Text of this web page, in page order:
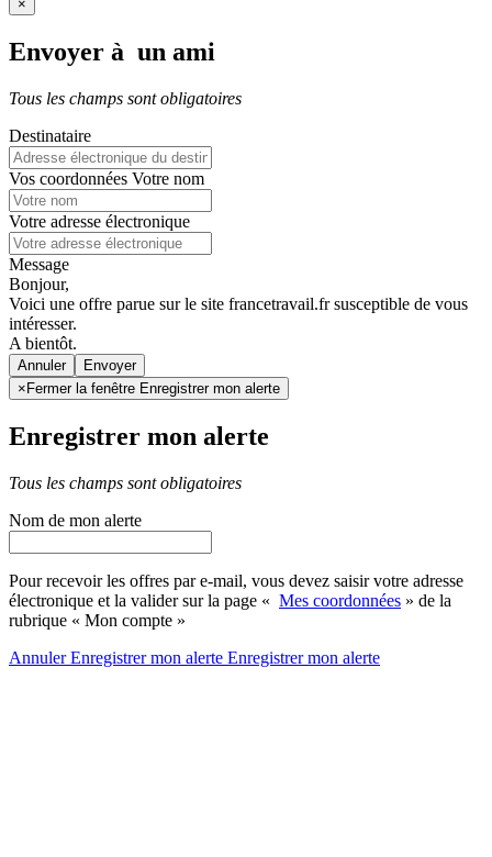
×
Envoyer à un ami
Tous les champs sont obligatoires
Destinataire
Vos coordonnées Votre nom
Votre adresse électronique
Message
Bonjour,
Voici une offre parue sur le site francetravail.fr susceptible de vous
intéresser.
A bientôt.
Annuler
× Fermer la fenêtre Enregistrer mon alerte
Enregistrer mon alerte
Tous les champs sont obligatoires
Nom de mon alerte
Pour recevoir les offres par e-mail, vous devez saisir votre adresse
électronique et la valider sur la page « Mes coordonnées » de la
rubrique « Mon compte »
AnnulerEnregistrer mon alerte Enregistrermon alerte